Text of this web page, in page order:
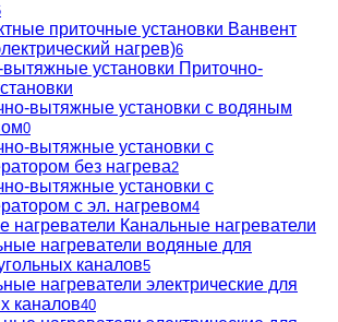
приточные установки Ванвент
нагрев)6
Приточно-
вытяжные установки с водяным
0
вытяжные установки с
без нагрева2
вытяжные установки с
с эл. нагревом4
Канальные нагреватели
нагреватели водяные для
каналов5
нагреватели электрические для
каналов40